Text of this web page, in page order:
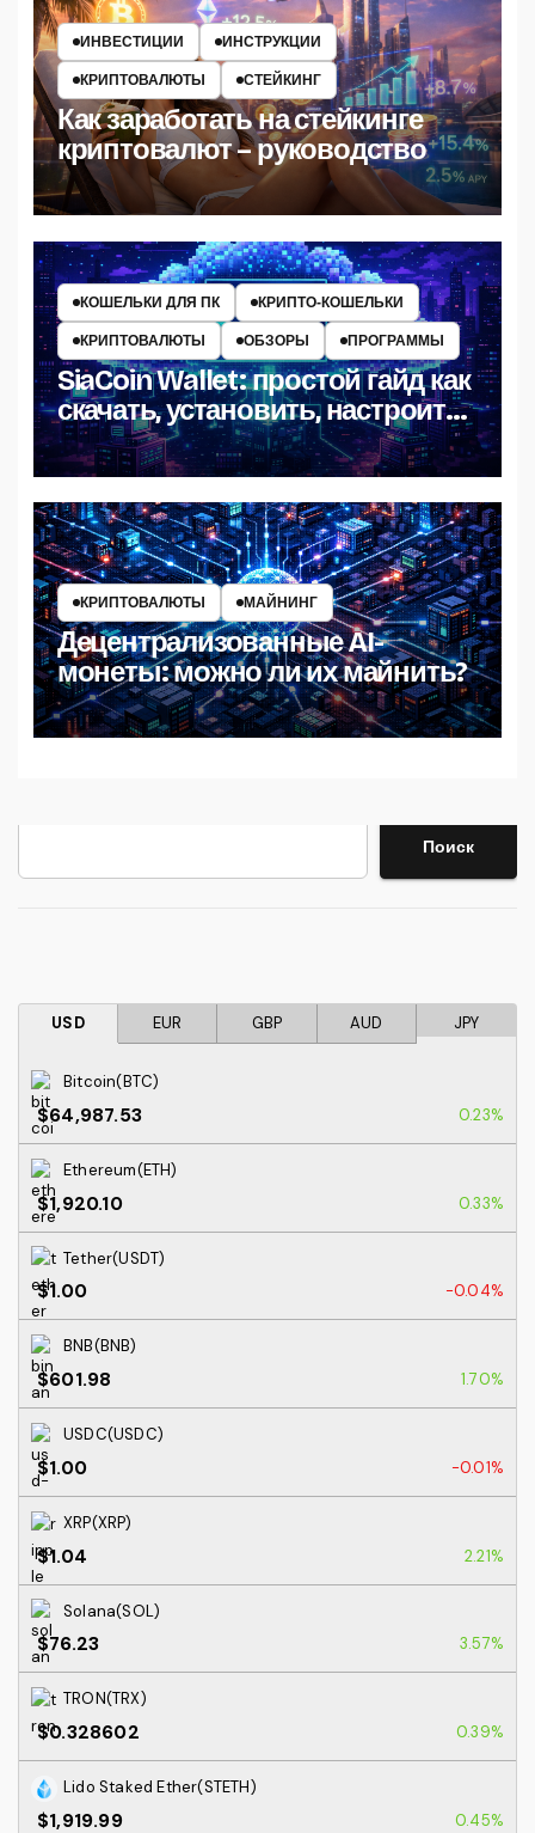
ИНВЕСТИЦИИ
ИНСТРУКЦИИ
КРИПТОВАЛЮТЫ
СТЕЙКИНГ
Как заработать на стейкинге
криптовалют – руководство
КОШЕЛЬКИ ДЛЯ ПК
КРИПТО‑КОШЕЛЬКИ
КРИПТОВАЛЮТЫ
ОБЗОРЫ ПРОГРАММЫ
SiaCoin Wallet: простой гайд как
скачать, установить, настроить
и пользоваться
КРИПТОВАЛЮТЫ МАЙНИНГ
Децентрализованные AI-
монеты: можно ли их майнить?
Поиск
USD EUR GBP AUD JPY
Bitcoin(BTC)
$64,987.53 0.23%
Ethereum(ETH)
$1,920.10 0.33%
Tether(USDT)
$1.00 -0.04%
BNB(BNB)
$601.98 1.70%
USDC(USDC)
$1.00 -0.01%
XRP(XRP)
$1.04 2.21%
Solana(SOL)
$76.23 3.57%
TRON(TRX)
$0.328602 0.39%
Lido Staked Ether(STETH)
$1,919.99 0.45%